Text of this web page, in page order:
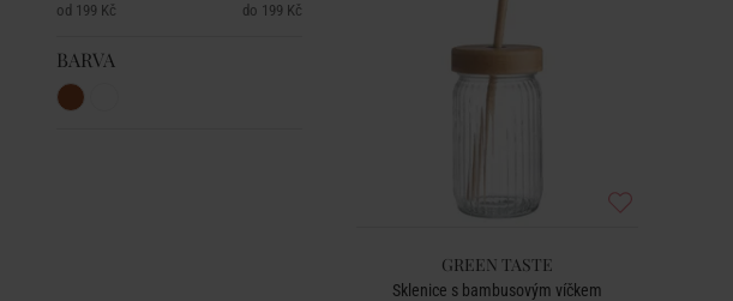
199 Kč 199 Kč
BARVA
GREEN TASTE
Sklenice s bambusovým víčkem